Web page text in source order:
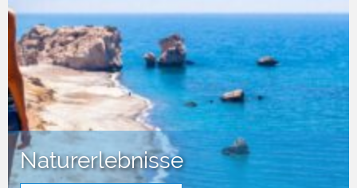
Naturerlebnisse